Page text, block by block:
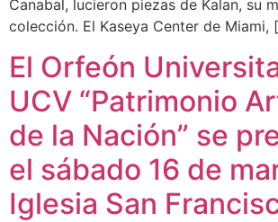
Canabal, lucieron piezas de Kalan, su
colección. El Kaseya Center de Miami,
El Orfeón
UCV “Patrimonio
de la Nación” se
el sábado 16 de
Iglesia San